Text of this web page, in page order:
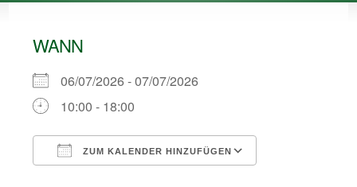
WANN
06/07/2026 - 07/07/2026
10:00 - 18:00
ZUM KALENDER HINZUFÜGEN